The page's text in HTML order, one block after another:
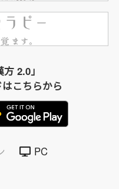
2.0」
こちらから
PC